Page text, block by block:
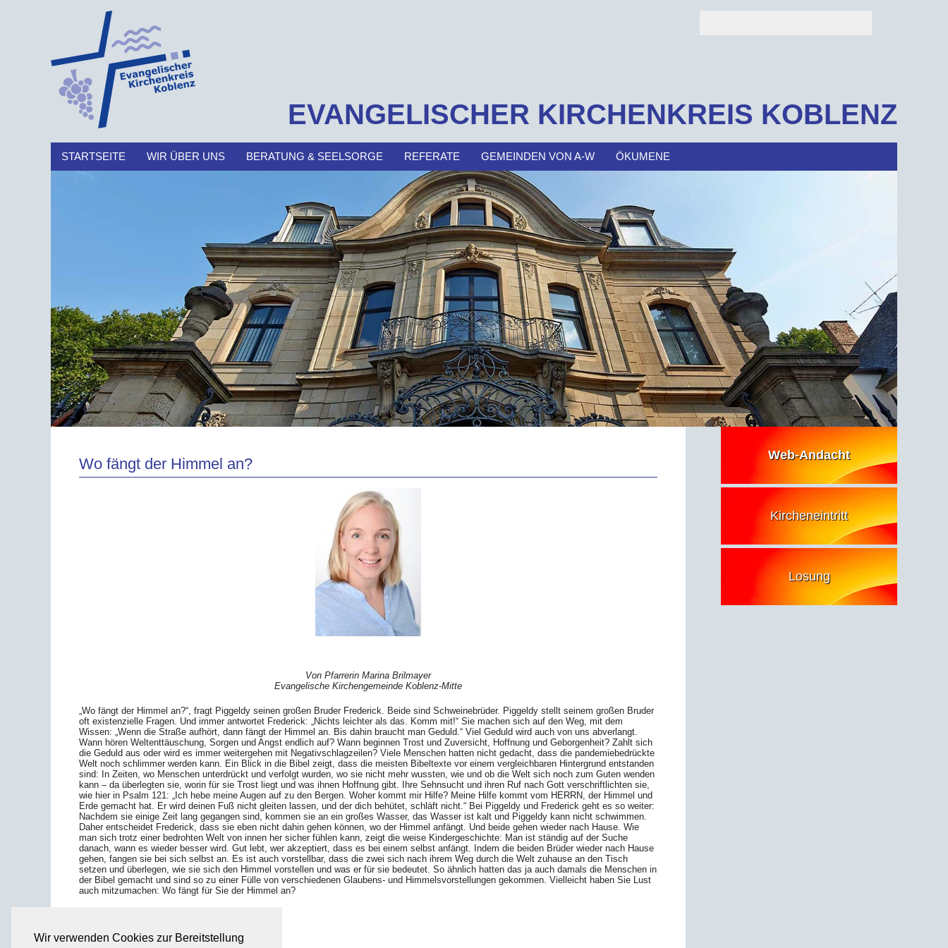
Wir verwenden Cookies zur Bereitstellung
EVANGELISCHER KIRCHENKREIS KOBLENZ
STARTSEITE WIR ÜBER UNS BERATUNG & SEELSORGE REFERATE GEMEINDEN VON A-W ÖKUMENE
Wo fängt der Himmel an?
Von Pfarrerin Marina Brilmayer
Evangelische Kirchengemeinde Koblenz-Mitte
„Wo fängt der Himmel an?“, fragt Piggeldy seinen großen Bruder Frederick. Beide sind Schweinebrüder. Piggeldy stellt seinem großen Bruder
oft existenzielle Fragen. Und immer antwortet Frederick: „Nichts leichter als das. Komm mit!“ Sie machen sich auf den Weg, mit dem
Wissen: „Wenn die Straße aufhört, dann fängt der Himmel an. Bis dahin braucht man Geduld.“ Viel Geduld wird auch von uns abverlangt.
Wann hören Weltenttäuschung, Sorgen und Angst endlich auf? Wann beginnen Trost und Zuversicht, Hoffnung und Geborgenheit? Zahlt sich
die Geduld aus oder wird es immer weitergehen mit Negativschlagzeilen? Viele Menschen hatten nicht gedacht, dass die pandemiebedrückte
Welt noch schlimmer werden kann. Ein Blick in die Bibel zeigt, dass die meisten Bibeltexte vor einem vergleichbaren Hintergrund entstanden
sind: In Zeiten, wo Menschen unterdrückt und verfolgt wurden, wo sie nicht mehr wussten, wie und ob die Welt sich noch zum Guten wenden
kann – da überlegten sie, worin für sie Trost liegt und was ihnen Hoffnung gibt. Ihre Sehnsucht und ihren Ruf nach Gott verschriftlichten sie,
wie hier in Psalm 121: „Ich hebe meine Augen auf zu den Bergen. Woher kommt mir Hilfe? Meine Hilfe kommt vom HERRN, der Himmel und
Erde gemacht hat. Er wird deinen Fuß nicht gleiten lassen, und der dich behütet, schläft nicht.“ Bei Piggeldy und Frederick geht es so weiter:
Nachdem sie einige Zeit lang gegangen sind, kommen sie an ein großes Wasser, das Wasser ist kalt und Piggeldy kann nicht schwimmen.
Daher entscheidet Frederick, dass sie eben nicht dahin gehen können, wo der Himmel anfängt. Und beide gehen wieder nach Hause. Wie
man sich trotz einer bedrohten Welt von innen her sicher fühlen kann, zeigt die weise Kindergeschichte: Man ist ständig auf der Suche
danach, wann es wieder besser wird. Gut lebt, wer akzeptiert, dass es bei einem selbst anfängt. Indem die beiden Brüder wieder nach Hause
gehen, fangen sie bei sich selbst an. Es ist auch vorstellbar, dass die zwei sich nach ihrem Weg durch die Welt zuhause an den Tisch
setzen und überlegen, wie sie sich den Himmel vorstellen und was er für sie bedeutet. So ähnlich hatten das ja auch damals die Menschen in
der Bibel gemacht und sind so zu einer Fülle von verschiedenen Glaubens- und Himmelsvorstellungen gekommen. Vielleicht haben Sie Lust
auch mitzumachen: Wo fängt für Sie der Himmel an?
Web-Andacht
Kircheneintritt
Losung